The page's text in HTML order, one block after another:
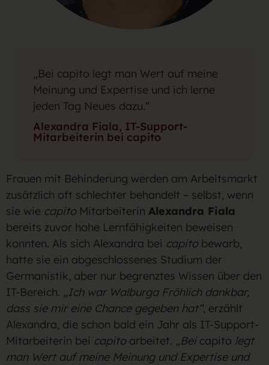
„Bei capito legt man Wert auf meine
Meinung und Expertise und ich lerne
jeden Tag Neues dazu.“
Alexandra Fiala, IT-Support-
Mitarbeiterin bei capito
Frauen mit Behinderung werden am Arbeitsmarkt
zusätzlich oft schlechter behandelt – selbst, wenn
sie wie capitoMitarbeiterin Alexandra Fiala
bereits zuvor hohe Lernfähigkeiten beweisen
konnten. Als sich Alexandra bei capitobewarb,
hatte sie ein abgeschlossenes Studium der
Germanistik, aber nur begrenztes Wissen über den
IT-Bereich. „Ich war Walburga Fröhlich dankbar,
dass sie mir eine Chance gegeben hat“, erzählt
Alexandra, die schon bald ein Jahr als IT-Support-
Mitarbeiterin bei capitoarbeitet. „Bei capito legt
man Wert auf meine Meinung und Expertise und